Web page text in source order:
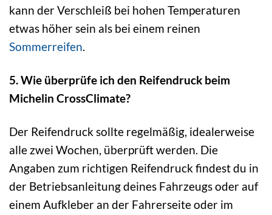
kann der Verschleiß bei hohen Temperaturen
etwas höher sein als bei einem reinen
Sommerreifen.
5. Wie überprüfe ich den Reifendruck beim
Michelin CrossClimate?
Der Reifendruck sollte regelmäßig, idealerweise
alle zwei Wochen, überprüft werden. Die
Angaben zum richtigen Reifendruck findest du in
der Betriebsanleitung deines Fahrzeugs oder auf
einem Aufkleber an der Fahrerseite oder im